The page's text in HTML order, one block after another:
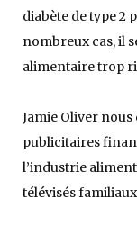
diabète de type 2
nombreux cas, il
alimentaire trop
Jamie Oliver nous
publicitaires
l’industrie
télévisés